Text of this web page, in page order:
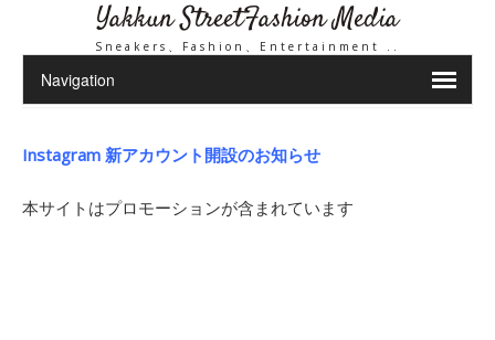
Yakkun StreetFashion Media
Sneakers、Fashion、Entertainment ..
Instagram 新アカウント開設のお知らせ
本サイトはプロモーションが含まれています